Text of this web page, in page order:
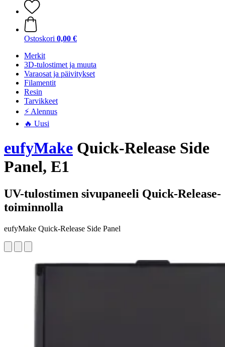
Ostoskori 0,00 €
Merkit
3D-tulostimet ja muuta
Varaosat ja päivitykset
Filamentit
Resin
Tarvikkeet
⚡ Alennus
🔥 Uusi
eufyMake Quick-Release Side
Panel, E1
UV-tulostimen sivupaneeli Quick-Release-
toiminnolla
eufyMake Quick-Release Side Panel